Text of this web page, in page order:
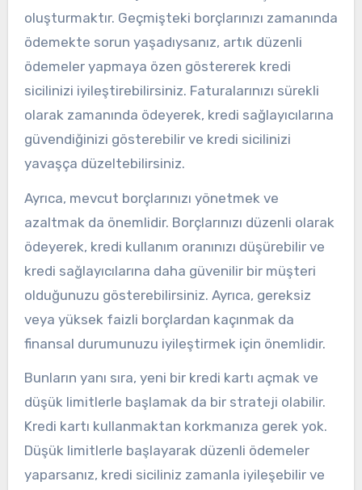
oluşturmaktır. Geçmişteki borçlarınızı zamanında
ödemekte sorun yaşadıysanız, artık düzenli
ödemeler yapmaya özen göstererek kredi
sicilinizi iyileştirebilirsiniz. Faturalarınızı sürekli
olarak zamanında ödeyerek, kredi sağlayıcılarına
güvendiğinizi gösterebilir ve kredi sicilinizi
yavaşça düzeltebilirsiniz.
Ayrıca, mevcut borçlarınızı yönetmek ve
azaltmak da önemlidir. Borçlarınızı düzenli olarak
ödeyerek, kredi kullanım oranınızı düşürebilir ve
kredi sağlayıcılarına daha güvenilir bir müşteri
olduğunuzu gösterebilirsiniz. Ayrıca, gereksiz
veya yüksek faizli borçlardan kaçınmak da
finansal durumunuzu iyileştirmek için önemlidir.
Bunların yanı sıra, yeni bir kredi kartı açmak ve
düşük limitlerle başlamak da bir strateji olabilir.
Kredi kartı kullanmaktan korkmanıza gerek yok.
Düşük limitlerle başlayarak düzenli ödemeler
yaparsanız, kredi siciliniz zamanla iyileşebilir ve